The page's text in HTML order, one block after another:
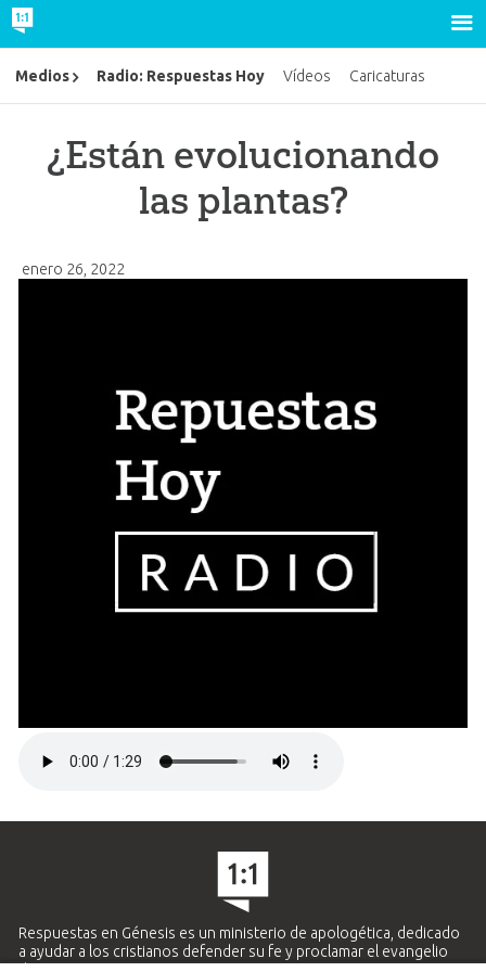
¿Están evolucionando
las plantas?
enero 26, 2022
Medios Radio: Respuestas Hoy Vídeos Caricaturas
Respuestas en Génesis es un ministerio de apologética, dedicado
a ayudar a los cristianos defender su fe y proclamar el evangelio